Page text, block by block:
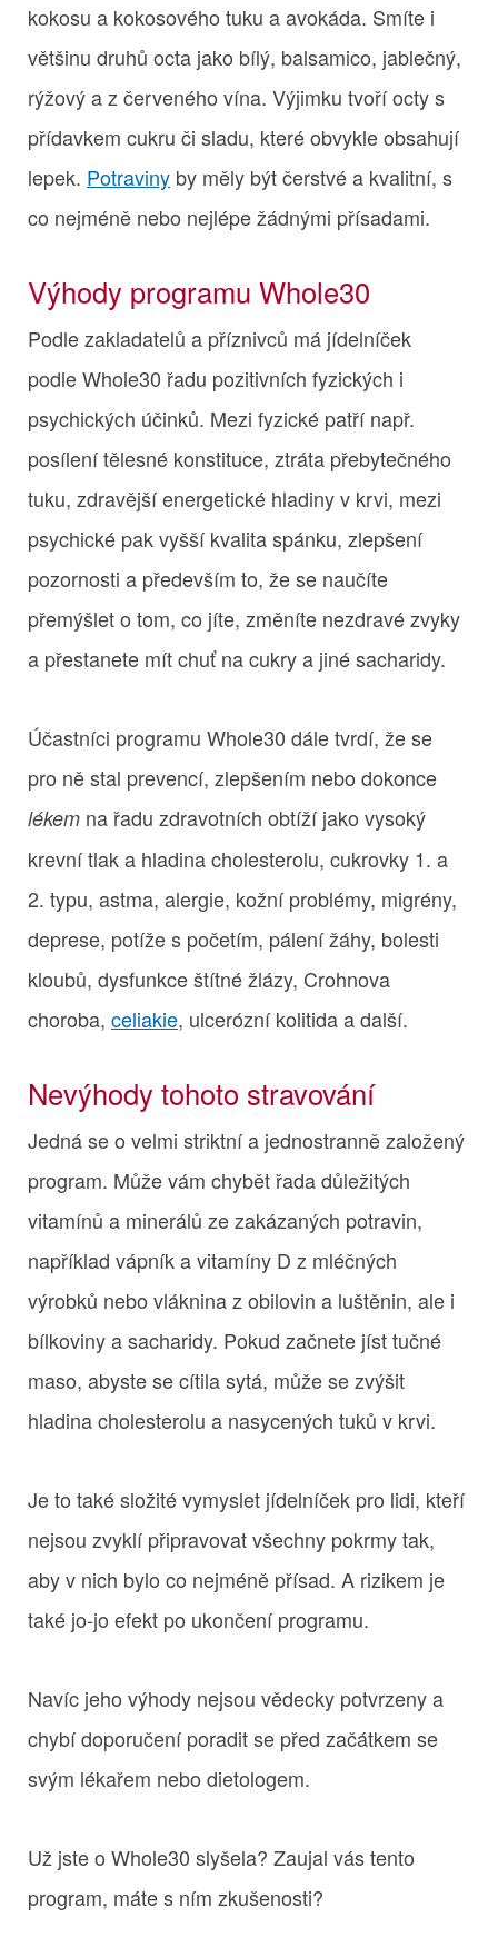
kokosu a kokosového tuku a avokáda. Smíte i
většinu druhů octa jako bílý, balsamico, jablečný,
rýžový a z červeného vína. Výjimku tvoří octy s
přídavkem cukru či sladu, které obvykle obsahují
lepek. Potraviny by měly být čerstvé a kvalitní, s
co nejméně nebo nejlépe žádnými přísadami.
Výhody programu Whole30
Podle zakladatelů a příznivců má jídelníček
podle Whole30 řadu pozitivních fyzických i
psychických účinků. Mezi fyzické patří např.
posílení tělesné konstituce, ztráta přebytečného
tuku, zdravější energetické hladiny v krvi, mezi
psychické pak vyšší kvalita spánku, zlepšení
pozornosti a především to, že se naučíte
přemýšlet o tom, co jíte, změníte nezdravé zvyky
a přestanete mít chuť na cukry a jiné sacharidy.
Účastníci programu Whole30 dále tvrdí, že se
pro ně stal prevencí, zlepšením nebo dokonce
lékem na řadu zdravotních obtíží jako vysoký
krevní tlak a hladina cholesterolu, cukrovky 1. a
2. typu, astma, alergie, kožní problémy, migrény,
deprese, potíže s početím, pálení žáhy, bolesti
kloubů, dysfunkce štítné žlázy, Crohnova
choroba, celiakie, ulcerózní kolitida a další.
Nevýhody tohoto stravování
Jedná se o velmi striktní a jednostranně založený
program. Může vám chybět řada důležitých
vitamínů a minerálů ze zakázaných potravin,
například vápník a vitamíny D z mléčných
výrobků nebo vláknina z obilovin a luštěnin, ale i
bílkoviny a sacharidy. Pokud začnete jíst tučné
maso, abyste se cítila sytá, může se zvýšit
hladina cholesterolu a nasycených tuků v krvi.
Je to také složité vymyslet jídelníček pro lidi, kteří
nejsou zvyklí připravovat všechny pokrmy tak,
aby v nich bylo co nejméně přísad. A rizikem je
také jo-jo efekt po ukončení programu.
Navíc jeho výhody nejsou vědecky potvrzeny a
chybí doporučení poradit se před začátkem se
svým lékařem nebo dietologem.
Už jste o Whole30 slyšela? Zaujal vás tento
program, máte s ním zkušenosti?